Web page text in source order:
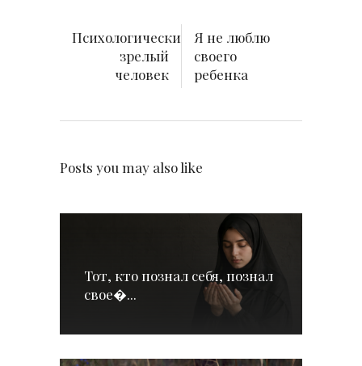
Психологически
зрелый
человек
Я не люблю
своего
ребенка
Posts you may also like
Тот, кто познал себя, познал
свое�...